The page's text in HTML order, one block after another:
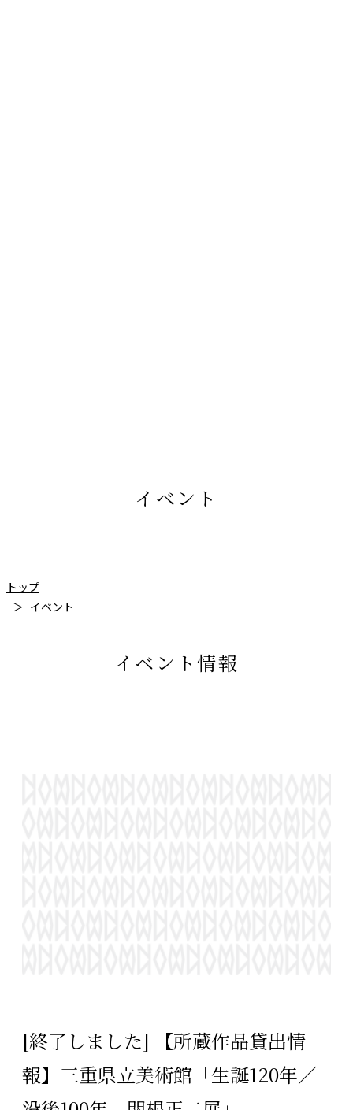
イベント
トップ
イベント
イベント情報
[終了しました] 【所蔵作品貸出情
報】三重県立美術館「生誕120年／